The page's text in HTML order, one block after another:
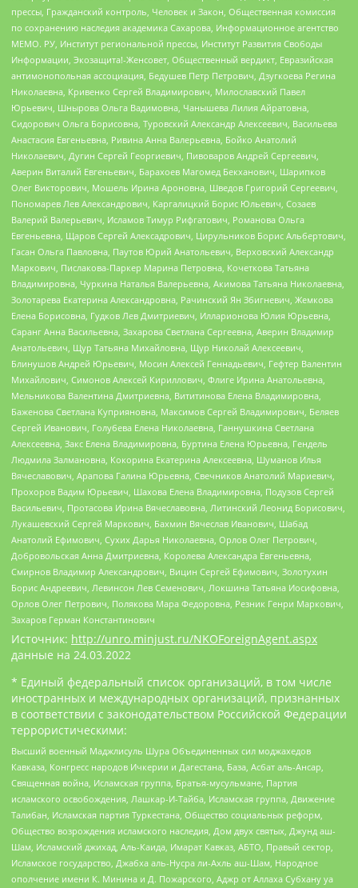
прессы, Гражданский контроль, Человек и Закон, Общественная комиссия
по сохранению наследия академика Сахарова, Информационное агентство
МЕМО. РУ, Институт региональной прессы, Институт Развития Свободы
Информации, Экозащита!-Женсовет, Общественный вердикт, Евразийская
антимонопольная ассоциация, Бедушев Петр Петрович, Дзугкоева Регина
Николаевна, Кривенко Сергей Владимирович, Милославский Павел
Юрьевич, Шнырова Ольга Вадимовна, Чанышева Лилия Айратовна,
Сидорович Ольга Борисовна, Туровский Александр Алексеевич, Васильева
Анастасия Евгеньевна, Ривина Анна Валерьевна, Бойко Анатолий
Николаевич, Дугин Сергей Георгиевич, Пивоваров Андрей Сергеевич,
Аверин Виталий Евгеньевич, Барахоев Магомед Бекханович, Шарипков
Олег Викторович, Мошель Ирина Ароновна, Шведов Григорий Сергеевич,
Пономарев Лев Александрович, Каргалицкий Борис Юльевич, Созаев
Валерий Валерьевич, Исламов Тимур Рифгатович, Романова Ольга
Евгеньевна, Щаров Сергей Алексадрович, Цирульников Борис Альбертович,
Гасан Ольга Павловна, Паутов Юрий Анатольевич, Верховский Александр
Маркович, Пислакова-Паркер Марина Петровна, Кочеткова Татьяна
Владимировна, Чуркина Наталья Валерьевна, Акимова Татьяна Николаевна,
Золотарева Екатерина Александровна, Рачинский Ян Збигневич, Жемкова
Елена Борисовна, Гудков Лев Дмитриевич, Илларионова Юлия Юрьевна,
Саранг Анна Васильевна, Захарова Светлана Сергеевна, Аверин Владимир
Анатольевич, Щур Татьяна Михайловна, Щур Николай Алексеевич,
Блинушов Андрей Юрьевич, Мосин Алексей Геннадьевич, Гефтер Валентин
Михайлович, Симонов Алексей Кириллович, Флиге Ирина Анатольевна,
Мельникова Валентина Дмитриевна, Вититинова Елена Владимировна,
Баженова Светлана Куприяновна, Максимов Сергей Владимирович, Беляев
Сергей Иванович, Голубева Елена Николаевна, Ганнушкина Светлана
Алексеевна, Закс Елена Владимировна, Буртина Елена Юрьевна, Гендель
Людмила Залмановна, Кокорина Екатерина Алексеевна, Шуманов Илья
Вячеславович, Арапова Галина Юрьевна, Свечников Анатолий Мариевич,
Прохоров Вадим Юрьевич, Шахова Елена Владимировна, Подузов Сергей
Васильевич, Протасова Ирина Вячеславовна, Литинский Леонид Борисович,
Лукашевский Сергей Маркович, Бахмин Вячеслав Иванович, Шабад
Анатолий Ефимович, Сухих Дарья Николаевна, Орлов Олег Петрович,
Добровольская Анна Дмитриевна, Королева Александра Евгеньевна,
Смирнов Владимир Александрович, Вицин Сергей Ефимович, Золотухин
Борис Андреевич, Левинсон Лев Семенович, Локшина Татьяна Иосифовна,
Орлов Олег Петрович, Полякова Мара Федоровна, Резник Генри Маркович,
Захаров Герман Константинович
Источник: http://unro.minjust.ru/NKOForeignAgent.aspx
данные на 24.03.2022
* Единый федеральный список организаций, в том числе
иностранных и международных организаций, признанных
в соответствии с законодательством Российской Федерации
террористическими:
Высший военный Маджлисуль Шура Объединенных сил моджахедов
Кавказа, Конгресс народов Ичкерии и Дагестана, База, Асбат аль-Ансар,
Священная война, Исламская группа, Братья-мусульмане, Партия
исламского освобождения, Лашкар-И-Тайба, Исламская группа, Движение
Талибан, Исламская партия Туркестана, Общество социальных реформ,
Общество возрождения исламского наследия, Дом двух святых, Джунд аш-
Шам, Исламский джихад, Аль-Каида, Имарат Кавказ, АБТО, Правый сектор,
Исламское государство, Джабха аль-Нусра ли-Ахль аш-Шам, Народное
ополчение имени К. Минина и Д. Пожарского, Аджр от Аллаха Субхану уа